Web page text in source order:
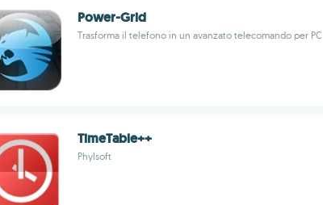
Power-Grid
Trasforma il telefono in un avanzato telecomando per PC
TimeTable++
Phylsoft